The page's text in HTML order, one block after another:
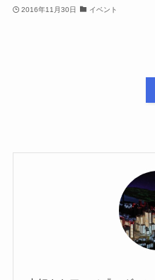
2016年11月30日 イベント